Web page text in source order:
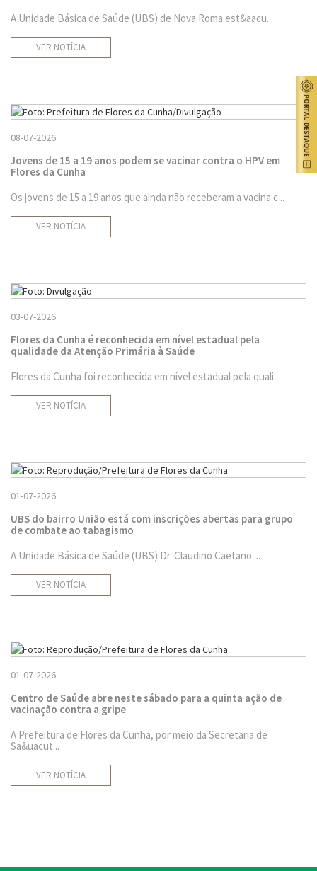
A Unidade Básica de Saúde (UBS) de Nova Roma est&aacu...
VER NOTÍCIA
08-07-2026
Jovens de 15 a 19 anos podem se vacinar contra o HPV em
Flores da Cunha
Os jovens de 15 a 19 anos que ainda não receberam a vacina c...
VER NOTÍCIA
03-07-2026
Flores da Cunha é reconhecida em nível estadual pela
qualidade da Atenção Primária à Saúde
Flores da Cunha foi reconhecida em nível estadual pela quali...
VER NOTÍCIA
01-07-2026
UBS do bairro União está com inscrições abertas para grupo
de combate ao tabagismo
A Unidade Básica de Saúde (UBS) Dr. Claudino Caetano ...
VER NOTÍCIA
01-07-2026
Centro de Saúde abre neste sábado para a quinta ação de
vacinação contra a gripe
A Prefeitura de Flores da Cunha, por meio da Secretaria de
Sa&uacut...
VER NOTÍCIA